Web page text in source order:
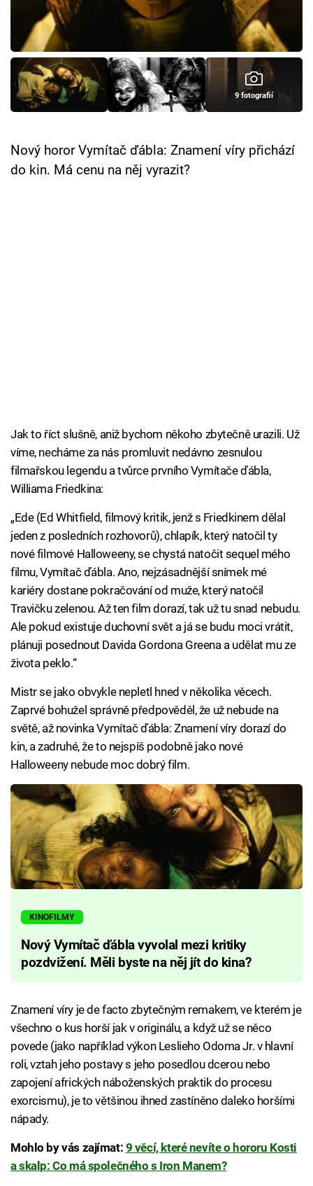
Cool Esport
Pořady
TV Program
Přihlášení
9 fotografií
Nový horor Vymítač ďábla: Znamení víry přichází
do kin. Má cenu na něj vyrazit?
Jak to říct slušně, aniž bychom někoho zbytečně urazili. Už
víme, necháme za nás promluvit nedávno zesnulou
filmařskou legendu a tvůrce prvního Vymítače ďábla,
Williama Friedkina:
„Ede (Ed Whitfield, filmový kritik, jenž s Friedkinem dělal
jeden z posledních rozhovorů), chlapík, který natočil ty
nové filmové Halloweeny, se chystá natočit sequel mého
filmu, Vymítač ďábla. Ano, nejzásadnější snímek mé
kariéry dostane pokračování od muže, který natočil
Travičku zelenou. Až ten film dorazí, tak už tu snad nebudu.
Ale pokud existuje duchovní svět a já se budu moci vrátit,
plánuji posednout Davida Gordona Greena a udělat mu ze
života peklo.“
Mistr se jako obvykle nepletl hned v několika věcech.
Zaprvé bohužel správně předpověděl, že už nebude na
světě, až novinka Vymítač ďábla: Znamení víry dorazí do
kin, a zadruhé, že to nejspíš podobně jako nové
Halloweeny nebude moc dobrý film.
KINOFILMY
Nový Vymítač ďábla vyvolal mezi kritiky
pozdvižení. Měli byste na něj jít do kina?
Znamení víry je de facto zbytečným remakem, ve kterém je
všechno o kus horší jak v originálu, a když už se něco
povede (jako například výkon Leslieho Odoma Jr. v hlavní
roli, vztah jeho postavy s jeho posedlou dcerou nebo
zapojení afrických náboženských praktik do procesu
exorcismu), je to většinou ihned zastíněno daleko horšími
nápady.
Mohlo by vás zajímat: 9 věcí, které nevíte o hororu Kosti
a skalp: Co má společného s Iron Manem?